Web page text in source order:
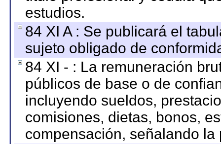
estudios.
84 XI A : Se publicará el
sujeto obligado de
84 XI - : La remuneración
públicos de base o de
incluyendo sueldos,
comisiones, dietas, bonos,
compensación, señalando